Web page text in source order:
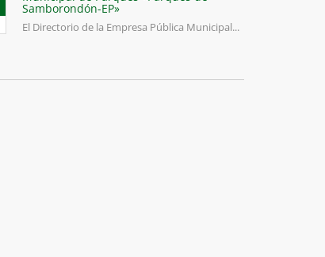
Samborondón-EP»
El Directorio de la Empresa Pública Municipal...